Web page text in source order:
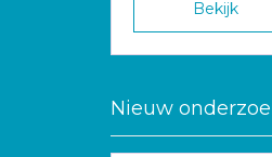
Bekijk
Nieuw